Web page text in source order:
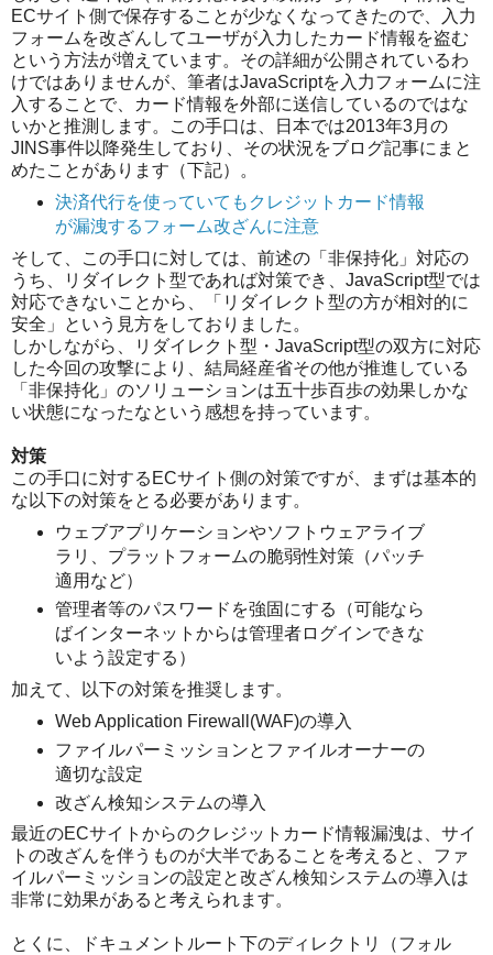
ECサイト側で保存することが少なくなってきたので、入力
フォームを改ざんしてユーザが入力したカード情報を盗む
という方法が増えています。その詳細が公開されているわ
けではありませんが、筆者はJavaScriptを入力フォームに注
入することで、カード情報を外部に送信しているのではな
いかと推測します。この手口は、日本では2013年3月の
JINS事件以降発生しており、その状況をブログ記事にまと
めたことがあります（下記）。
決済代行を使っていてもクレジットカード情報
が漏洩するフォーム改ざんに注意
そして、この手口に対しては、前述の「非保持化」対応の
うち、リダイレクト型であれば対策でき、JavaScript型では
対応できないことから、「リダイレクト型の方が相対的に
安全」という見方をしておりました。
しかしながら、リダイレクト型・JavaScript型の双方に対応
した今回の攻撃により、結局経産省その他が推進している
「非保持化」のソリューションは五十歩百歩の効果しかな
い状態になったなという感想を持っています。
対策
この手口に対するECサイト側の対策ですが、まずは基本的
な以下の対策をとる必要があります。
ウェブアプリケーションやソフトウェアライブ
ラリ、プラットフォームの脆弱性対策（パッチ
適用など）
管理者等のパスワードを強固にする（可能なら
ばインターネットからは管理者ログインできな
いよう設定する）
加えて、以下の対策を推奨します。
Web Application Firewall(WAF)の導入
ファイルパーミッションとファイルオーナーの
適切な設定
改ざん検知システムの導入
最近のECサイトからのクレジットカード情報漏洩は、サイ
トの改ざんを伴うものが大半であることを考えると、ファ
イルパーミッションの設定と改ざん検知システムの導入は
非常に効果があると考えられます。
とくに、ドキュメントルート下のディレクトリ（フォル